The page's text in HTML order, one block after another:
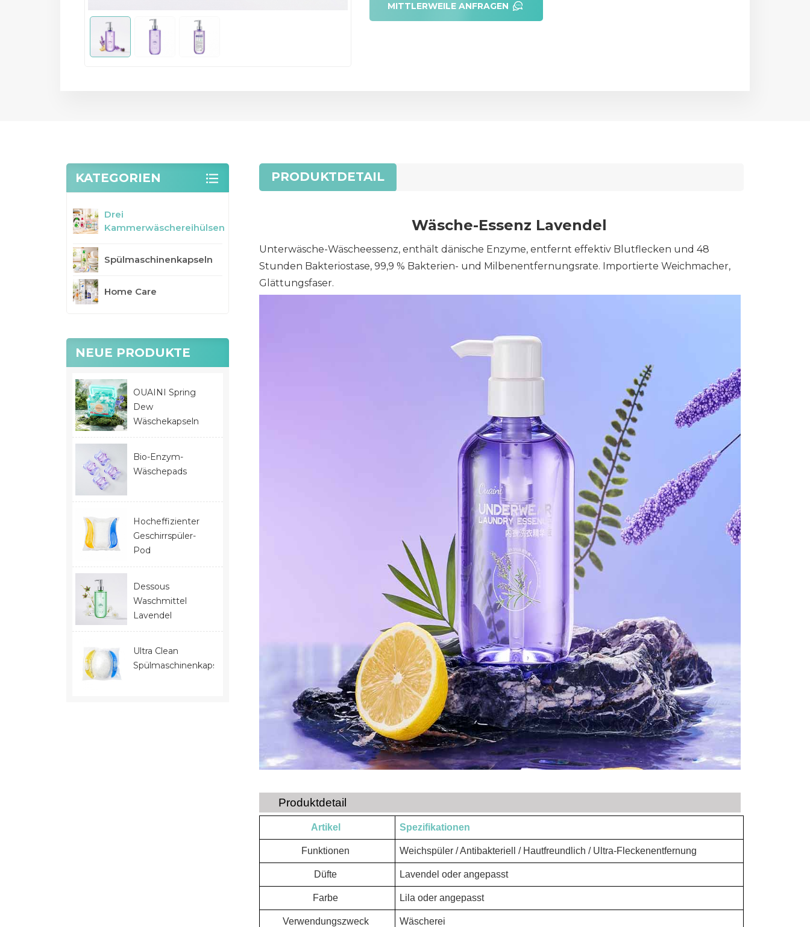
MITTLERWEILE ANFRAGEN
PRODUKTDETAIL
Wäsche-Essenz Lavendel
Unterwäsche-Wäscheessenz, enthält dänische Enzyme, entfernt effektiv Blutflecken und 48
Stunden Bakteriostase, 99,9 % Bakterien- und Milbenentfernungsrate. Importierte Weichmacher,
Glättungsfaser.
Produktdetail
Artikel Spezifikationen
Funktionen Weichspüler / Antibakteriell / Hautfreundlich / Ultra-Fleckenentfernung
Düfte Lavendel oder angepasst
Farbe Lila oder angepasst
Verwendungszweck Wäscherei
KATEGORIEN
Drei
Kammerwäschereihülsen
Spülmaschinenkapseln
Home Care
NEUE PRODUKTE
OUAINI Spring
Dew
Wäschekapseln
Bio-Enzym-
Wäschepads
Hocheffizienter
Geschirrspüler-
Pod
Dessous
Waschmittel
Lavendel
Ultra Clean
Spülmaschinenkapseln